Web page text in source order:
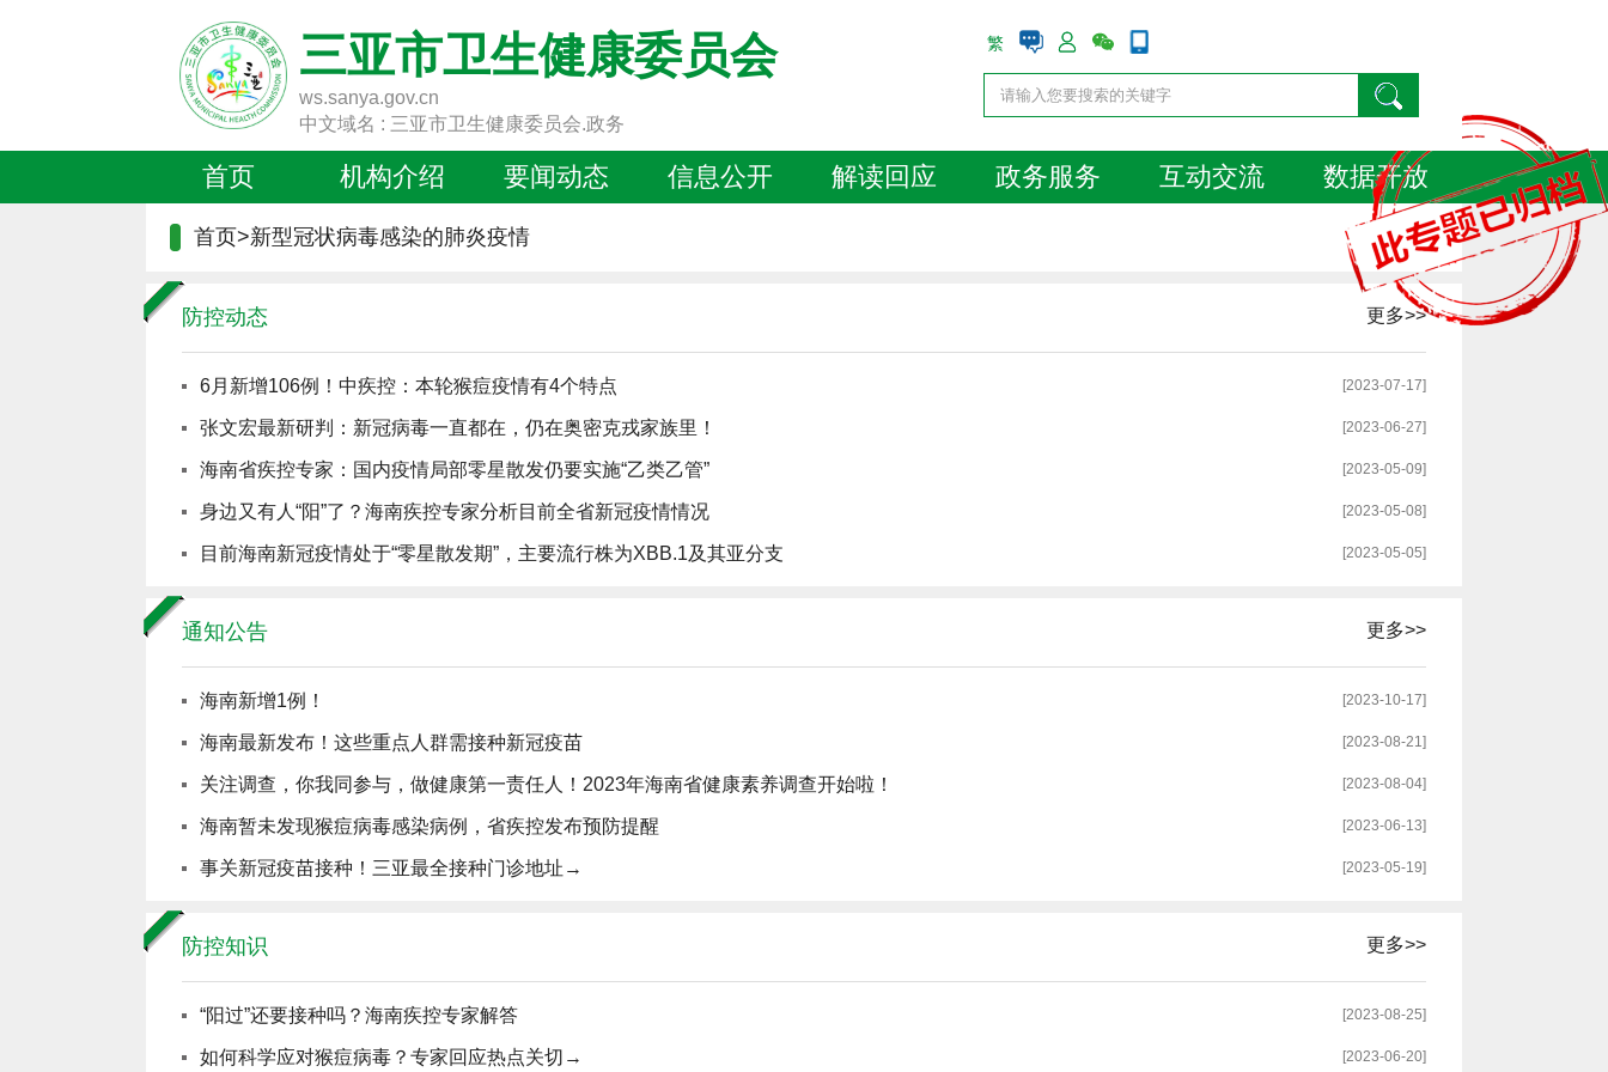
三亚市卫生健康委员会
ws.sanya.gov.cn
中文域名 : 三亚市卫生健康委员会.政务
繁
首页 机构介绍 要闻动态 信息公开 解读回应 政务服务 互动交流 数据开放
首页>新型冠状病毒感染的肺炎疫情
更多>>
防控动态
[2023-07-17]
6月新增106例！中疾控：本轮猴痘疫情有4个特点
[2023-06-27]
张文宏最新研判：新冠病毒一直都在，仍在奥密克戎家族里！
[2023-05-09]
海南省疾控专家：国内疫情局部零星散发仍要实施“乙类乙管”
[2023-05-08]
身边又有人“阳”了？海南疾控专家分析目前全省新冠疫情情况
[2023-05-05]
目前海南新冠疫情处于“零星散发期”，主要流行株为XBB.1及其亚分支
更多>>
通知公告
[2023-10-17]
海南新增1例！
[2023-08-21]
海南最新发布！这些重点人群需接种新冠疫苗
[2023-08-04]
关注调查，你我同参与，做健康第一责任人！2023年海南省健康素养调查开始啦！
[2023-06-13]
海南暂未发现猴痘病毒感染病例，省疾控发布预防提醒
[2023-05-19]
事关新冠疫苗接种！三亚最全接种门诊地址→
更多>>
防控知识
[2023-08-25]
“阳过”还要接种吗？海南疾控专家解答
[2023-06-20]
如何科学应对猴痘病毒？专家回应热点关切→